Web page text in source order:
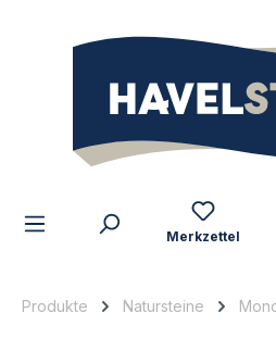
Zum Inhalt
Merkzettel
Produkte Natursteine